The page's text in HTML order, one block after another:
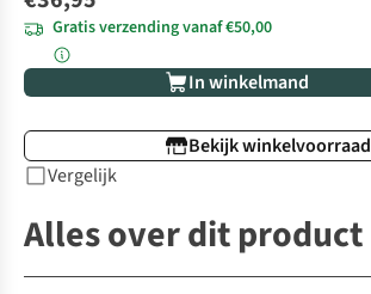
Gratis verzending vanaf €50,00
In winkelmand
Bekijk winkelvoorraad
Vergelijk
Alles over dit product